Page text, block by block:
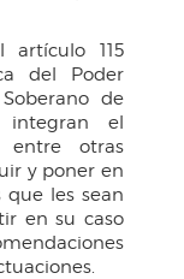
artículo 115
del Poder
de
integran el
entre otras
y poner en
que les sean
en su caso